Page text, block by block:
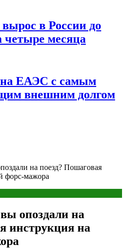
в России до
четыре месяца
ЕАЭС с самым
внешним долгом
на поезд? Пошаговая
форс-мажора
опоздали на
инструкция на